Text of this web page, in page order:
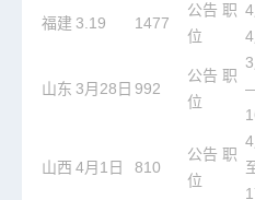
福建 3.19 1477
公告 职
位
山东 3月28日 992
公告 职
位
山西 4月1日 810
公告 职
位